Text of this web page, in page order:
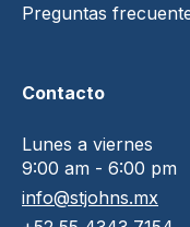
Preguntas
Contacto
Lunes a viernes
9:00 am - 6:00 pm
info@stjohns.mx